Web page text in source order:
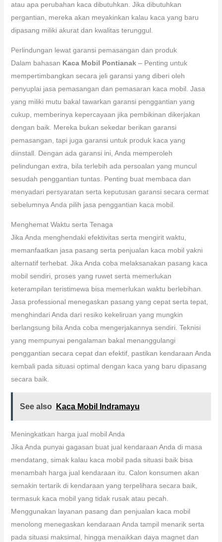
atau apa perubahan kaca dibutuhkan. Jika dibutuhkan
pergantian, mereka akan meyakinkan kalau kaca yang baru
dipasang miliki akurat dan kwalitas terunggul.
Perlindungan lewat garansi pemasangan dan produk
Dalam bahasan Kaca Mobil Pontianak– Penting untuk
mempertimbangkan secara jeli garansi yang diberi oleh
penyuplai jasa pemasangan dan pemasaran kaca mobil. Jasa
yang miliki mutu bakal tawarkan garansi penggantian yang
cukup, memberinya kepercayaan jika pembikinan dikerjakan
dengan baik. Mereka bukan sekedar berikan garansi
pemasangan, tapi juga garansi untuk produk kaca yang
diinstall. Dengan ada garansi ini, Anda memperoleh
pelindungan extra, bila terlebih ada persoalan yang muncul
sesudah penggantian tuntas. Penting buat membaca dan
menyadari persyaratan serta keputusan garansi secara cermat
sebelumnya Anda pilih jasa penggantian kaca mobil.
Menghemat Waktu serta Tenaga
Jika Anda menghendaki efektivitas serta mengirit waktu,
memanfaatkan jasa pasang serta penjualan kaca mobil yakni
alternatif terhebat. Jika Anda coba melaksanakan pasang kaca
mobil sendiri, proses yang ruwet serta memerlukan
keterampilan teristimewa bisa memerlukan waktu berlebihan.
Jasa professional menegaskan pasang yang cepat serta tepat,
menghindari Anda dari resiko kekeliruan yang mungkin
berlangsung bila Anda coba mengerjakannya sendiri. Teknisi
yang mempunyai pengalaman bakal menanggulangi
penggantian secara cepat dan efektif, pastikan kendaraan Anda
kembali pada situasi optimal dengan kaca yang baru dipasang
secara baik.
See also Kaca Mobil Indramayu
Meningkatkan harga jual mobil Anda
Jika Anda punyai gagasan buat jual kendaraan Anda di masa
mendatang, simak kalau kaca mobil pada situasi baik bisa
menambah harga jual kendaraan itu. Calon konsumen akan
semakin tertarik di kendaraan yang terpelihara secara baik,
termasuk kaca mobil yang tidak rusak atau pecah.
Menggunakan layanan pasang dan penjualan kaca mobil
menolong menegaskan kendaraan Anda tampil menarik serta
pada situasi maksimal, hingga menaikkan daya magnet dan